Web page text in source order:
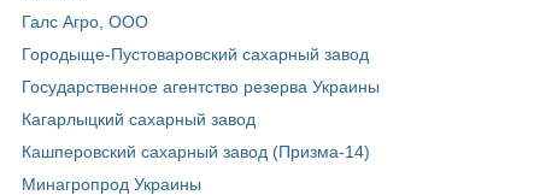
Галс Агро, ООО
Городыще-Пустоваровский сахарный завод
Государственное агентство резерва Украины
Кагарлыцкий сахарный завод
Кашперовский сахарный завод (Призма-14)
Минагропрод Украины